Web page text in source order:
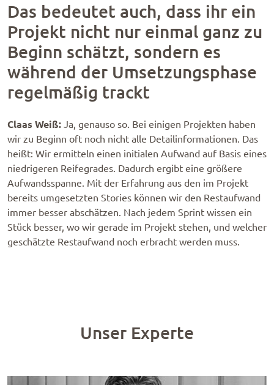
Das bedeutet auch, dass ihr ein
Projekt nicht nur einmal ganz zu
Beginn schätzt, sondern es
während der Umsetzungsphase
regelmäßig trackt
Claas Weiß: Ja, genauso so. Bei einigen Projekten haben
wir zu Beginn oft noch nicht alle Detailinformationen. Das
heißt: Wir ermitteln einen initialen Aufwand auf Basis eines
niedrigeren Reifegrades. Dadurch ergibt eine größere
Aufwandsspanne. Mit der Erfahrung aus den im Projekt
bereits umgesetzten Stories können wir den Restaufwand
immer besser abschätzen. Nach jedem Sprint wissen ein
Stück besser, wo wir gerade im Projekt stehen, und welcher
geschätzte Restaufwand noch erbracht werden muss.
Unser Experte